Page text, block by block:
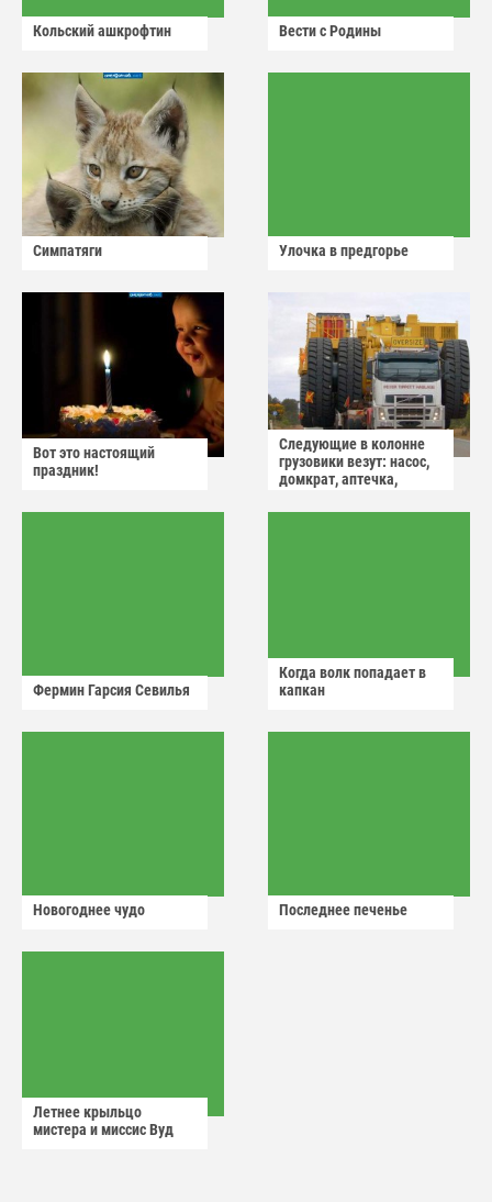
Кольский ашкрофтин Вести с Родины
Симпатяги Улочка в предгорье
Вот это настоящий
праздник!
Следующие в колонне
грузовики везут: насос,
домкрат, аптечка,
Фермин Гарсия Севилья
Когда волк попадает в
капкан
Новогоднее чудо Последнее печенье
Летнее крыльцо
мистера и миссис Вуд